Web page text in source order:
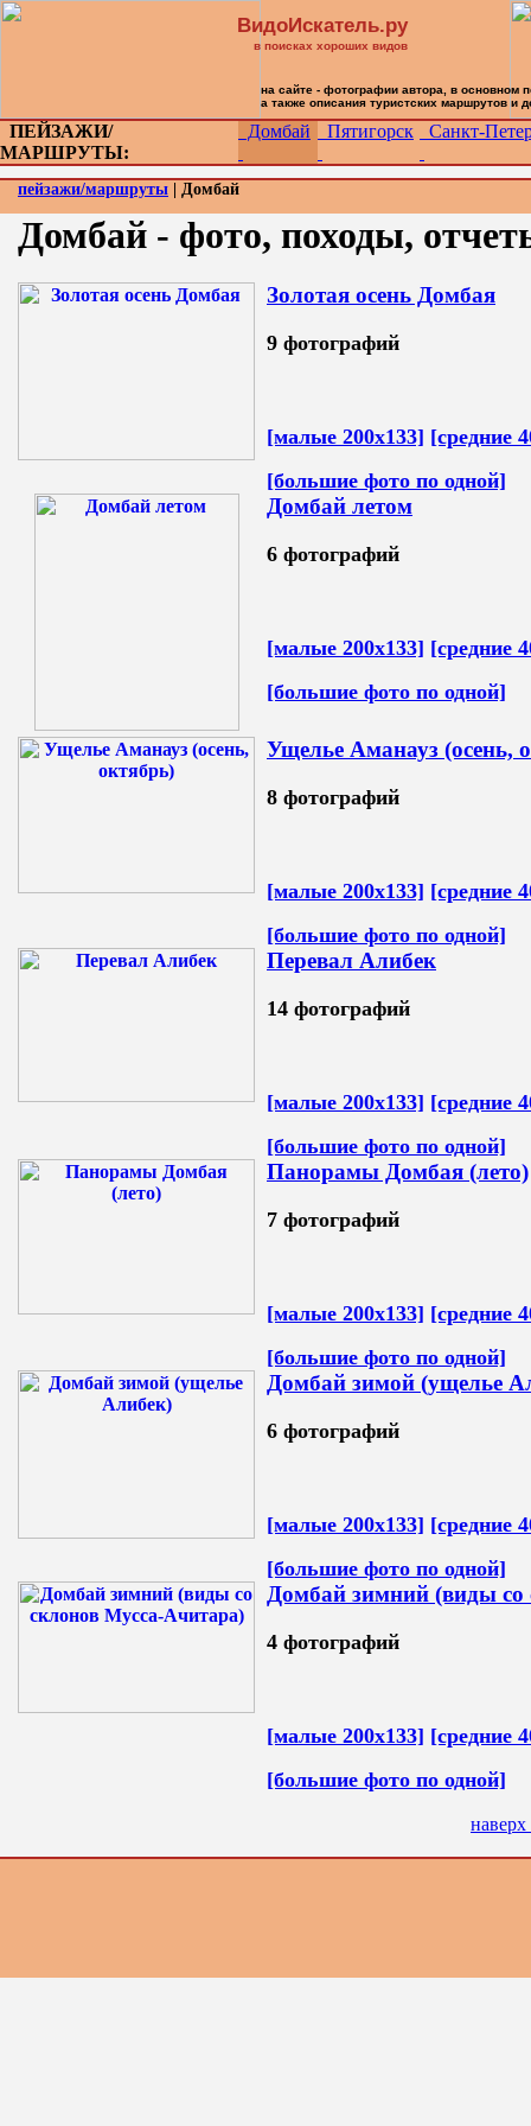
ПЕЙЗАЖИ/
МАРШРУТЫ:
Домбай Пятигорск Санкт-
пейзажи/маршруты | Домбай
Домбай - фото, походы,
Золотая осень Домбая
9 фотографий
[малые 200х133] [средние
[большие фото по одной]
Домбай летом
6 фотографий
[малые 200х133] [средние
[большие фото по одной]
Ущелье Аманауз (осень,
8 фотографий
[малые 200х133] [средние
[большие фото по одной]
Перевал Алибек
14 фотографий
[малые 200х133] [средние
[большие фото по одной]
Панорамы Домбая (лето)
7 фотографий
[малые 200х133] [средние
[большие фото по одной]
Домбай зимой (ущелье
6 фотографий
[малые 200х133] [средние
[большие фото по одной]
Домбай зимний (виды со
4 фотографий
[малые 200х133] [средние
[большие фото по одной]
ВидоИскатель.ру
в поисках хороших видов
на сайте - фотографии автора, в основном
а также описания туристских маршрутов и